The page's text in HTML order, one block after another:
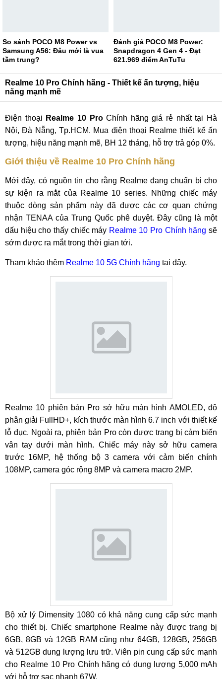
So sánh POCO M8 Power vs
Samsung A56: Đâu mới là vua
tầm trung?
Đánh giá POCO M8 Power:
Snapdragon 4 Gen 4 - Đạt
621.969 điểm AnTuTu
Realme 10 Pro Chính hãng - Thiết kế ấn tượng, hiệu
năng mạnh mẽ
Điện thoại Realme 10 ProChính hãng giá rẻ nhất tại Hà
Nội, Đà Nẵng, Tp.HCM. Mua điện thoại Realme thiết kế ấn
tượng, hiệu năng mạnh mẽ, BH 12 tháng, hỗ trợ trả góp 0%.
Giới thiệu về Realme 10 Pro Chính hãng
Mới đây, có nguồn tin cho rằng Realme đang chuẩn bị cho
sự kiện ra mắt của Realme 10 series. Những chiếc máy
thuộc dòng sản phẩm này đã được các cơ quan chứng
nhận TENAA của Trung Quốc phê duyệt. Đây cũng là một
dấu hiệu cho thấy chiếc máy Realme 10 Pro Chính hãng sẽ
sớm được ra mắt trong thời gian tới.
Tham khảo thêm Realme 10 5G Chính hãng tại đây.
Realme 10 phiên bản Pro sở hữu màn hình AMOLED, độ
phân giải FullHD+, kích thước màn hình 6.7 inch với thiết kế
lỗ đục. Ngoài ra, phiên bản Pro còn được trang bị cảm biến
vân tay dưới màn hình. Chiếc máy này sở hữu camera
trước 16MP, hệ thống bộ 3 camera với cảm biến chính
108MP, camera góc rộng 8MP và camera macro 2MP.
Bộ xử lý Dimensity 1080 có khả năng cung cấp sức mạnh
cho thiết bị. Chiếc smartphone Realme này được trang bị
6GB, 8GB và 12GB RAM cũng như 64GB, 128GB, 256GB
và 512GB dung lượng lưu trữ. Viên pin cung cấp sức mạnh
cho Realme 10 Pro Chính hãng có dung lượng 5,000 mAh
với hỗ trợ sạc nhanh 67W.